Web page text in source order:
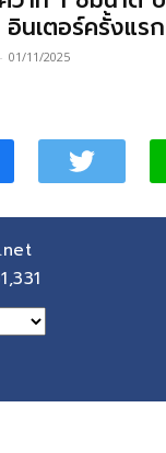
นเตอร์ครั้งแรก
- 01/11/2025